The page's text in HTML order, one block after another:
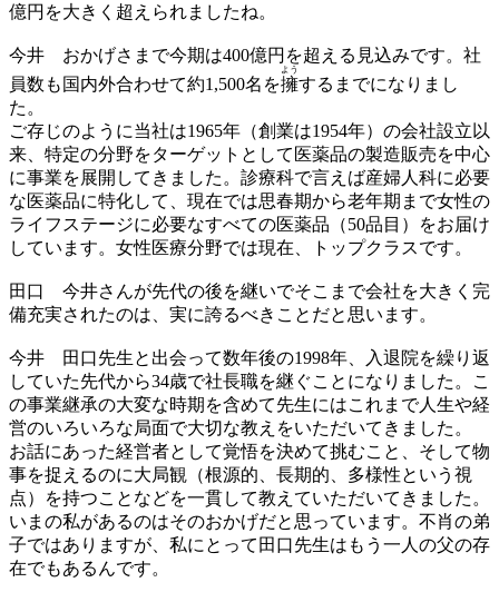
億円を大きく超えられましたね。
今井 おかげさまで今期は400億円を超える見込みです。社
員数も国内外合わせて約1,500名を擁
よう
するまでになりまし
た。
ご存じのように当社は1965年（創業は1954年）の会社設立以
来、特定の分野をターゲットとして医薬品の製造販売を中心
に事業を展開してきました。診療科で言えば産婦人科に必要
な医薬品に特化して、現在では思春期から老年期まで女性の
ライフステージに必要なすべての医薬品（50品目）をお届け
しています。女性医療分野では現在、トップクラスです。
田口
今井さんが先代の後を継いでそこまで会社を大きく完
備充実されたのは、実に誇るべきことだと思います。
今井 田口先生と出会って数年後の1998年、入退院を繰り返
していた先代から34歳で社長職を継ぐことになりました。こ
の事業継承の大変な時期を含めて先生にはこれまで人生や経
営のいろいろな局面で大切な教えをいただいてきました。
お話にあった経営者として覚悟を決めて挑むこと、そして物
事を捉えるのに大局観（根源的、長期的、多様性という視
点）を持つことなどを一貫して教えていただいてきました。
いまの私があるのはそのおかげだと思っています。不肖の弟
子ではありますが、私にとって田口先生はもう一人の父の存
在でもあるんです。